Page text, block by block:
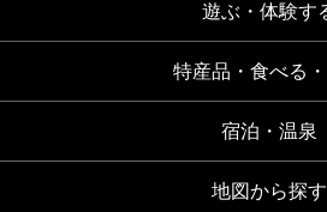
遊ぶ・体験す
特産品・食べる・
宿泊・温泉
地図から探す